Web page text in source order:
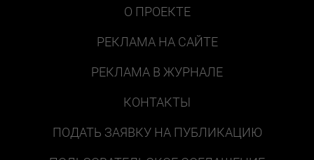
О ПРОЕКТЕ
РЕКЛАМА НА САЙТЕ
РЕКЛАМА В ЖУРНАЛЕ
КОНТАКТЫ
ПОДАТЬ ЗАЯВКУ НА ПУБЛИКАЦИЮ